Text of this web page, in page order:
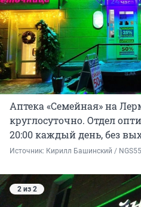
Аптека «Семейная» на
круглосуточно. Отдел
20:00 каждый день, без
Источник: Кирилл Башинский /
2 из 2